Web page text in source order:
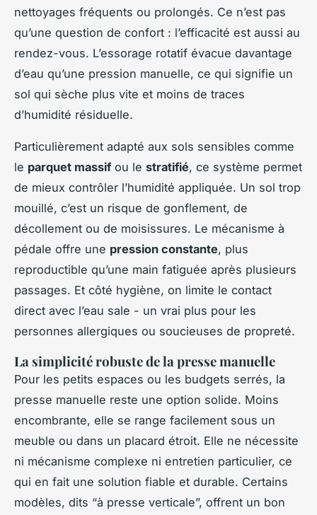
nettoyages fréquents ou prolongés. Ce n’est pas
qu’une question de confort : l’efficacité est aussi au
rendez-vous. L’essorage rotatif évacue davantage
d’eau qu’une pression manuelle, ce qui signifie un
sol qui sèche plus vite et moins de traces
d’humidité résiduelle.
Particulièrement adapté aux sols sensibles comme
le parquet massifou le stratifié, ce système permet
de mieux contrôler l’humidité appliquée. Un sol trop
mouillé, c’est un risque de gonflement, de
décollement ou de moisissures. Le mécanisme à
pédale offre une pression constante, plus
reproductible qu’une main fatiguée après plusieurs
passages. Et côté hygiène, on limite le contact
direct avec l’eau sale - un vrai plus pour les
personnes allergiques ou soucieuses de propreté.
La simplicité robuste de la presse manuelle
Pour les petits espaces ou les budgets serrés, la
presse manuelle reste une option solide. Moins
encombrante, elle se range facilement sous un
meuble ou dans un placard étroit. Elle ne nécessite
ni mécanisme complexe ni entretien particulier, ce
qui en fait une solution fiable et durable. Certains
modèles, dits “à presse verticale”, offrent un bon